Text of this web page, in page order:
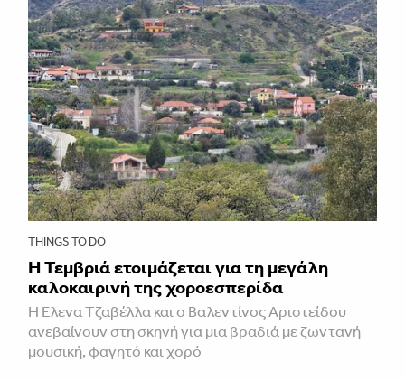
THINGS TO DO
Η Τεμβριά ετοιμάζεται για τη μεγάλη
καλοκαιρινή της χοροεσπερίδα
Η Έλενα Τζαβέλλα και ο Βαλεντίνος Αριστείδου
ανεβαίνουν στη σκηνή για μια βραδιά με ζωντανή
μουσική, φαγητό και χορό